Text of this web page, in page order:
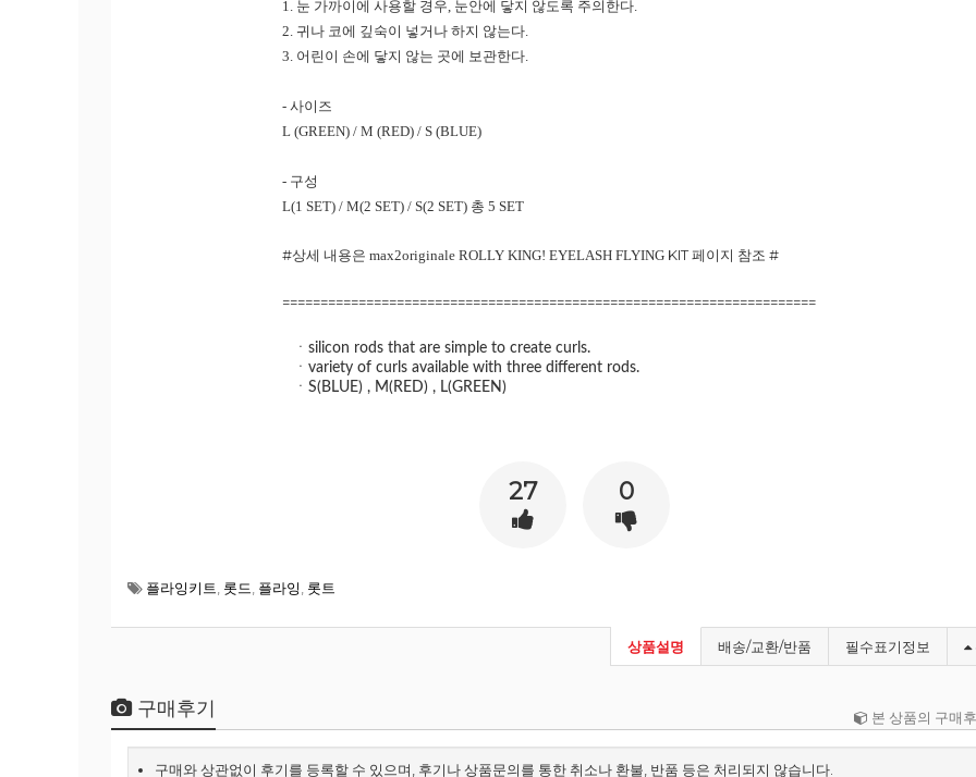
1. 눈 가까이에 사용할 경우, 눈안에 닿지 않도록 주의한다.
2. 귀나 코에 깊숙이 넣거나 하지 않는다.
3. 어린이 손에 닿지 않는 곳에 보관한다.
- 사이즈
L (GREEN) / M (RED) / S (BLUE)
- 구성
L(1 SET) / M(2 SET) / S(2 SET) 총 5 SET
#상세 내용은 max2originale ROLLY KING! EYELASH FLYINGKIT 페이지 참조 #
======================================================================
ㆍsilicon rods that are simple to create curls.
ㆍvariety of curls available with three different rods.
ㆍS(BLUE) , M(RED) , L(GREEN)
27 0
플라잉키트 롯드 플라잉 롯트
상품설명 배송/교환/반품 필수표기정보
본 상품의 구매
구매후기
구매와 상관없이 후기를 등록할 수 있으며, 후기나 상품문의를 통한 취소나 환불, 반품 등은 처리되지 않습니다.